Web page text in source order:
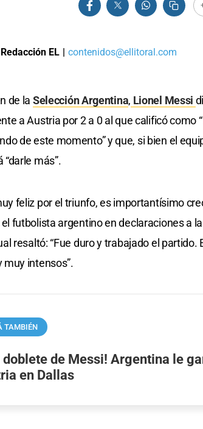
Redacción EL | contenidos@ellitoral.com
de la Selección Argentina, Lionel Messi
a Austria por 2 a 0 al que calificó como
de este momento” y que, si bien el
“darle más”.
feliz por el triunfo, es importantísimo
futbolista argentino en declaraciones a
resaltó: “Fue duro y trabajado el partido.
muy intensos”.
TAMBIÉN
doblete de Messi! Argentina le
en Dallas